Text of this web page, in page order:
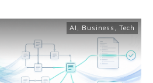
AI Business Tech